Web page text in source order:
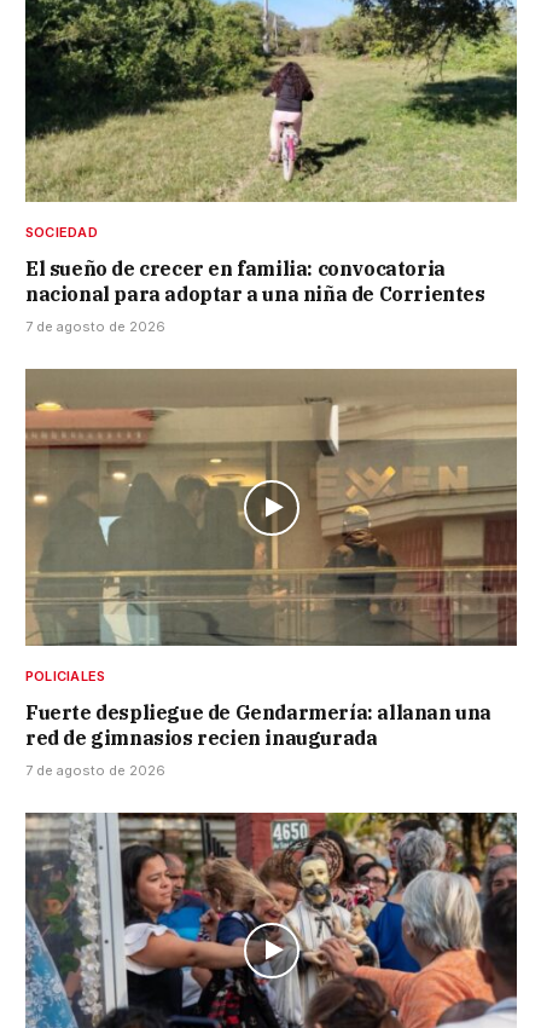
SOCIEDAD
El sueño de crecer en familia: convocatoria
nacional para adoptar a una niña de Corrientes
7 de agosto de 2026
POLICIALES
Fuerte despliegue de Gendarmería: allanan una
red de gimnasios recien inaugurada
7 de agosto de 2026